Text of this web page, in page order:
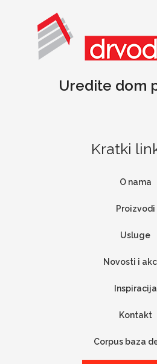
Uredite dom
Kratki
O nama
Proizvodi
Usluge
Novosti i
Inspiracija
Kontakt
Corpus baza